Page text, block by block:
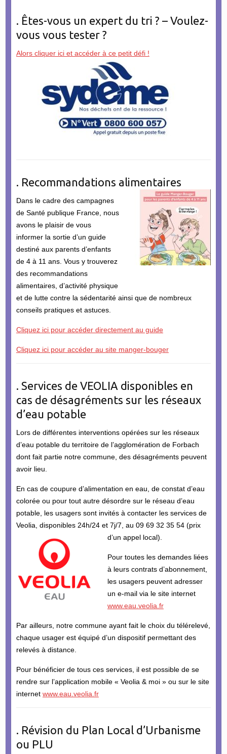
. Êtes-vous un expert du tri ? – Voulez-
vous vous tester ?
Alors cliquer ici et accéder à ce petit défi !
. Recommandations alimentaires
Dans le cadre des campagnes
de Santé publique France, nous
avons le plaisir de vous
informer la sortie d’un guide
destiné aux parents d’enfants
de 4 à 11 ans. Vous y trouverez
des recommandations
alimentaires, d’activité physique
et de lutte contre la sédentarité ainsi que de nombreux
conseils pratiques et astuces.
Cliquez ici pour accéder directement au guide
Cliquez ici pour accéder au site manger-bouger
. Services de VEOLIA disponibles en
cas de désagréments sur les réseaux
d’eau potable
Lors de différentes interventions opérées sur les réseaux
d’eau potable du territoire de l’agglomération de Forbach
dont fait partie notre commune, des désagréments peuvent
avoir lieu.
En cas de coupure d’alimentation en eau, de constat d’eau
colorée ou pour tout autre désordre sur le réseau d’eau
potable, les usagers sont invités à contacter les services de
Veolia, disponibles 24h/24 et 7j/7, au 09 69 32 35 54 (prix
d’un appel local).
Pour toutes les demandes liées
à leurs contrats d’abonnement,
les usagers peuvent adresser
un e-mail via le site internet
www.eau.veolia.fr
Par ailleurs, notre commune ayant fait le choix du télérelevé,
chaque usager est équipé d’un dispositif permettant des
relevés à distance.
Pour bénéficier de tous ces services, il est possible de se
rendre sur l’application mobile « Veolia & moi » ou sur le site
internet www.eau.veolia.fr
. Révision du Plan Local d’Urbanisme
ou PLU